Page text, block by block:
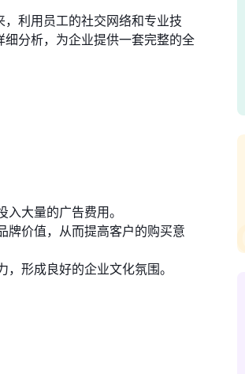
利用员工的社交网络和专业技
分析，为企业提供一套完整的全
大量的广告费用。
牌价值，从而提高客户的购买意
形成良好的企业文化氛围。